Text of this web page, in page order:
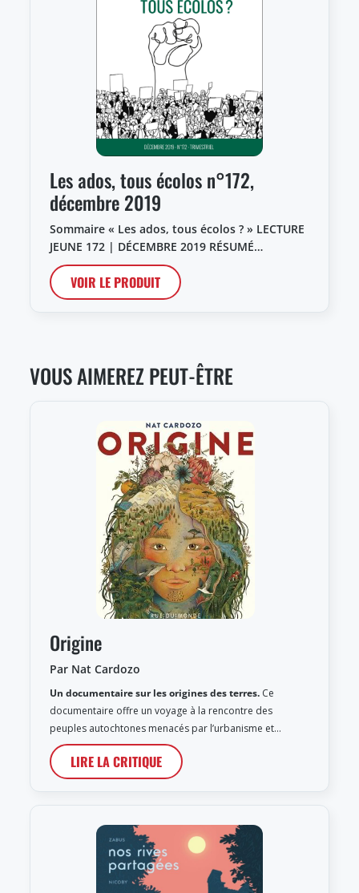
Les ados, tous écolos n°172,
décembre 2019
Sommaire « Les ados, tous écolos ? » LECTURE
JEUNE 172 | DÉCEMBRE 2019 RÉSUMÉ…
VOIR LE PRODUIT
VOUS AIMEREZ PEUT-ÊTRE
Origine
Par Nat Cardozo
Un documentaire sur les origines des terres. Ce
documentaire offre un voyage à la rencontre des
peuples autochtones menacés par l’urbanisme et…
LIRE LA CRITIQUE